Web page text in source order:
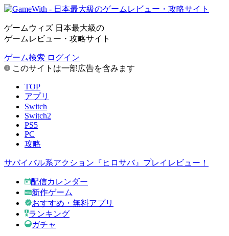
ゲームウィズ 日本最大級の
ゲームレビュー・攻略サイト
ゲーム検索 ログイン
このサイトは一部広告を含みます
TOP
アプリ
Switch
Switch2
PS5
PC
攻略
サバイバル系アクション『ヒロサバ』プレイレビュー！
配信カレンダー
新作ゲーム
おすすめ・無料アプリ
ランキング
ガチャ